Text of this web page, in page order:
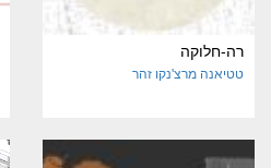
רה-חלוקה
טטיאנה מרצ'נקו זהר